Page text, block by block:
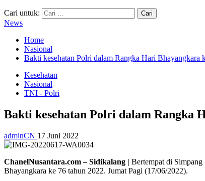
Cari untuk:
News
Home
Nasional
Bakti kesehatan Polri dalam Rangka Hari Bhayangkara
Kesehatan
Nasional
TNI - Polri
Bakti kesehatan Polri dalam Rangka
adminCN 17 Juni 2022
ChanelNusantara.com – Sidikalang | Bertempat di Simpang
Bhayangkara ke 76 tahun 2022. Jumat Pagi (17/06/2022).